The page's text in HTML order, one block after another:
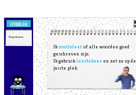
Ikcontroleer of alle woorden goed
geschreven zijn.
Ik gebruikleestekens en zet ze op de
juiste plek.
Dit ga ik leren.